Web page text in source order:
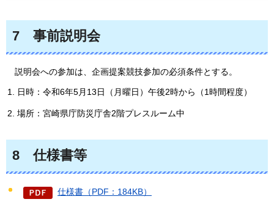
7 事前説明会
説明会への参加は、企画提案競技参加の必須条件とする。
日時：令和6年5月13日（月曜日）午後2時から（1時間程度）
場所：宮崎県庁防災庁舎2階プレスルーム中
8 仕様書等
仕様書（PDF：184KB）